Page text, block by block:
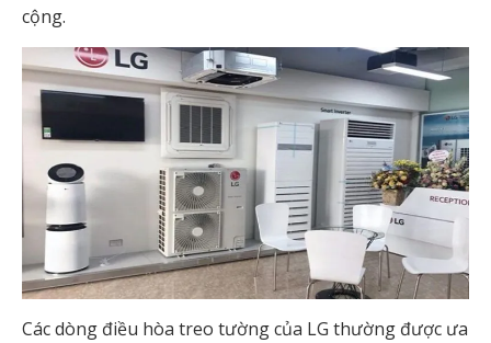
cộng.
Các dòng điều hòa treo tường của LG thường được ưa